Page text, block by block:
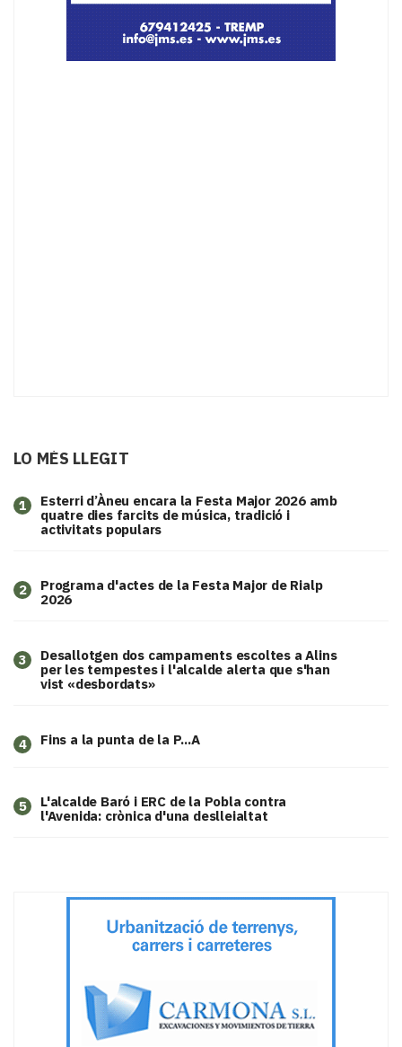
LO MÉS LLEGIT
1
Esterri d’Àneu encara la Festa Major 2026 amb
quatre dies farcits de música, tradició i
activitats populars
2
Programa d'actes de la Festa Major de Rialp
2026
3
​Desallotgen dos campaments escoltes a Alins
per les tempestes i l'alcalde alerta que s'han
vist «desbordats»
4 Fins a la punta de la P...A
5
L'alcalde Baró i ERC de la Pobla contra
l'Avenida: crònica d'una deslleialtat